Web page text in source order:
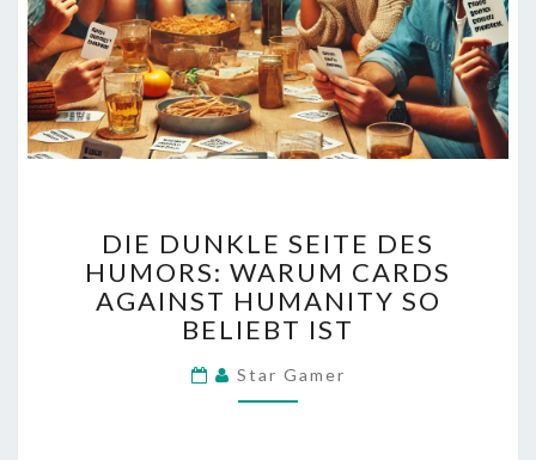
DUNKLE
SEITE
DES
HUMORS:
CARDS
AGAINST
DIE DUNKLE SEITE DES
HUMORS: WARUM CARDS
AGAINST HUMANITY SO
BELIEBT IST
Star Gamer